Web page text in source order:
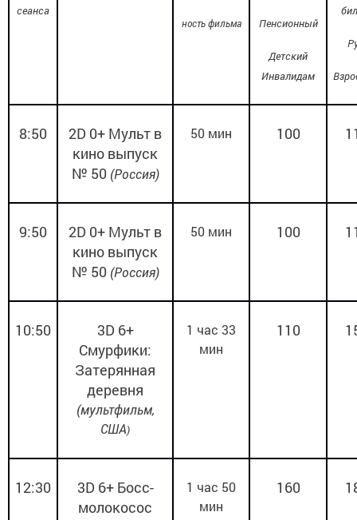
сеанса
ность фильма Пенсионный
Детский
Инвалидам
8:50 2D 0+ Мульт в
кино выпуск
№ 50 (Россия)
50 мин 100
9:50 2D 0+ Мульт в
кино выпуск
№ 50 (Россия)
50 мин 100
10:50 3D 6+
Смурфики:
Затерянная
деревня
(мультфильм,
США)
1 час 33
мин
110
12:30 3D 6+ Босс-
молокосос
1 час 50
мин
160